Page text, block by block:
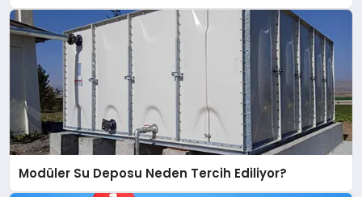
Modüler Su Deposu Neden Tercih Ediliyor?